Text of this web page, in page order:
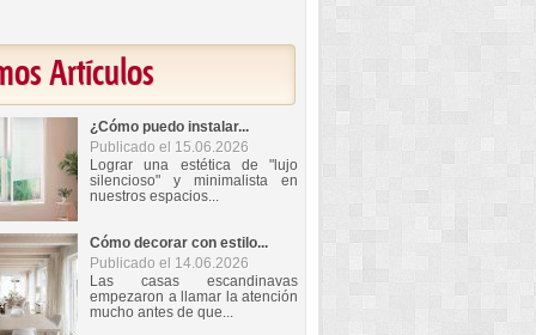
Artículos
¿Cómo puedo instalar...
Publicado el 15.06.2026
Lograr una estética de "lujo
silencioso" y minimalista en
nuestros espacios...
Cómo decorar con estilo...
Publicado el 14.06.2026
Las casas escandinavas
empezaron a llamar la atención
mucho antes de que...